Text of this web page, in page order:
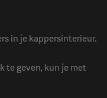
in je kappersinterieur.
te geven, kun je met